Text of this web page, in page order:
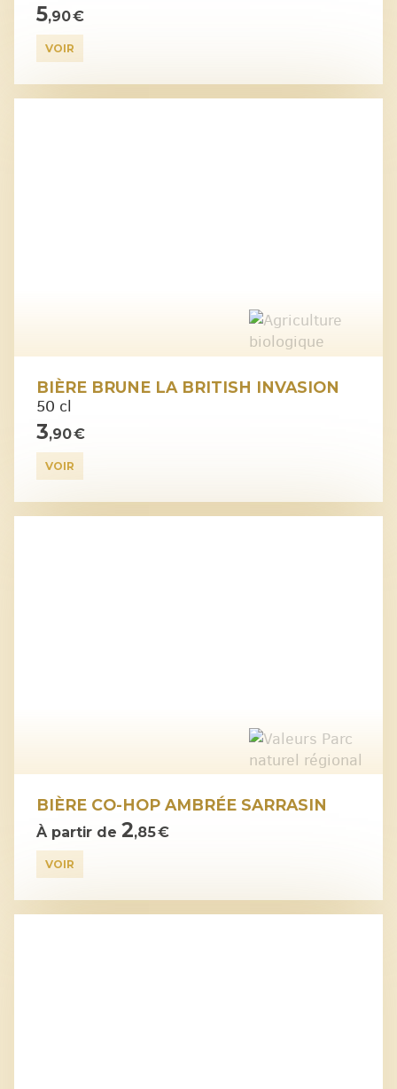
5,90 €
VOIR
BIÈRE BRUNE LA BRITISH INVASION
50 cl
3,90 €
VOIR
BIÈRE CO-HOP AMBRÉE SARRASIN
À partir de 2,85 €
VOIR